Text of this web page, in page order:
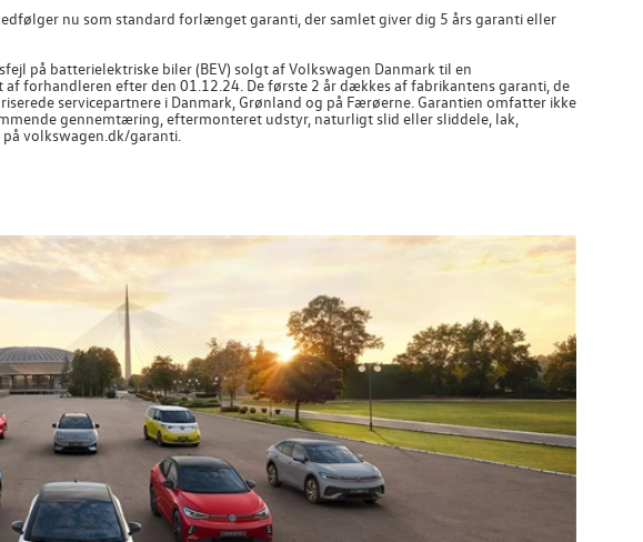
nu som standard forlænget garanti, der samlet giver dig 5 års garanti eller
på batterielektriske biler (BEV) solgt afVolkswagen Danmark til en
forhandleren efter den 01.12.24. De første 2 år dækkes af fabrikantens garanti, de
servicepartnere i Danmark, Grønland og på Færøerne. Garantien omfatter ikke
gennemtæring, eftermonteret udstyr, naturligt slid eller sliddele, lak,
volkswagen.dk/garanti.